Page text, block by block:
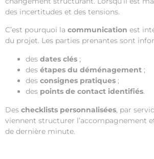
des incertitudes et des tensions.
C’est pourquoi la communication est
du projet. Les parties prenantes sont
des dates clés ;
des étapes du déménagement ;
des consignes pratiques ;
des points de contact identifiés.
Des checklists personnalisées, par
viennent structurer l’accompagnement
de dernière minute.